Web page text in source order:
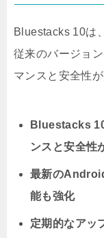
Bluestacks 10は
従来のバージョ
マンスと安全性
Bluestacks
ンスと安全性
最新の
能も強化
定期的なアッ